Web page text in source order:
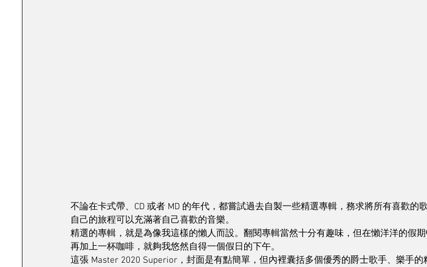
不論在卡式帶、CD 或者 MD 的年代，都嘗試過去自製一些精選專輯，務求將所有喜歡的
自己的旅程可以充滿著自己喜歡的音樂。
精選的專輯，就是為像我這樣的懶人而設。翻閱專輯當然十分有趣味，但在懶洋洋的假
再加上一杯咖啡，就夠我悠然自得一個假日的下午。
這張 Master 2020 Superior，封面是有點簡單，但內裡囊括多個優秀的爵士歌手、樂手的